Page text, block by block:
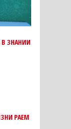
ЗНАНИИ
РАЕМ